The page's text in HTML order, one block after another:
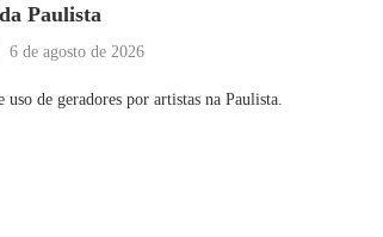
Paulista
6 de agosto de 2026
de geradores por artistas na Paulista.